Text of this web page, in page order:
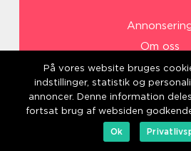
Om oss
Cookies
Kontakta
Sitemap
På vores website bruges
indstillinger, statistik og
annoncer. Denne information
fortsat brug af websiden
Ok